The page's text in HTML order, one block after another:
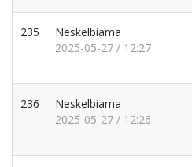
235
Neskelbiama
2025-05-27 / 12:27
236
Neskelbiama
2025-05-27 / 12:26